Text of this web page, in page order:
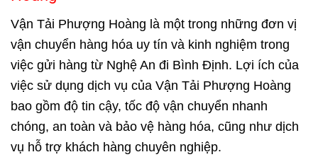
Vận Tải Phượng Hoàng là một trong những đơn vị
vận chuyển hàng hóa uy tín và kinh nghiệm trong
việc gửi hàng từ Nghệ An đi Bình Định. Lợi ích của
việc sử dụng dịch vụ của Vận Tải Phượng Hoàng
bao gồm độ tin cậy, tốc độ vận chuyển nhanh
chóng, an toàn và bảo vệ hàng hóa, cũng như dịch
vụ hỗ trợ khách hàng chuyên nghiệp.